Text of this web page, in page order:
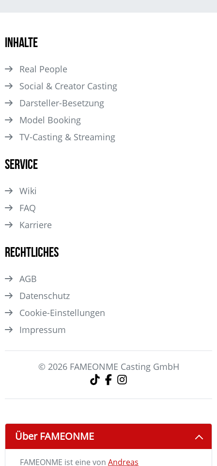
Inhalte
Real People
Social & Creator Casting
Darsteller­-Besetzung
Model Booking
TV-Casting & Streaming
Service
Wiki
FAQ
Karriere
Rechtliches
AGB
Datenschutz
Cookie-Einstellungen
Impressum
© 2026 FAMEONME Casting GmbH
Über FAMEONME
FAMEONME ist eine von Andreas